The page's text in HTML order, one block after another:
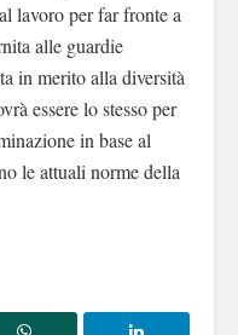
lavoro per far fronte a
alle guardie
in merito alla diversità
essere lo stesso per
in base al
le attuali norme della